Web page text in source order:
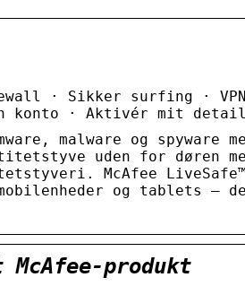
· Sikker surfing ·
konto · Aktivér mit
malware og spyware
uden for døren
McAfee
og tablets –
produkt